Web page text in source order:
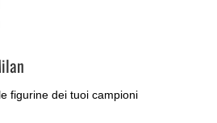
figurine dei tuoi campioni